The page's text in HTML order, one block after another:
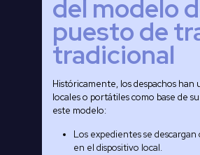
del modelo
puesto de
tradicional
Históricamente, los despachos han
locales o portátiles como base de
este modelo:
Los expedientes se
en el dispositivo local.